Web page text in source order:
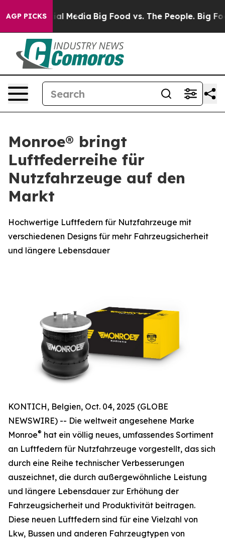
AGP PICKS
Social Media Big Food vs. The People. Big
Monroe® bringt
Luftfederreihe für
Nutzfahrzeuge auf den
Markt
Hochwertige Luftfedern für Nutzfahrzeuge mit
verschiedenen Designs für mehr Fahrzeugsicherheit
und längere Lebensdauer
KONTICH, Belgien, Oct. 04, 2025 (GLOBE
NEWSWIRE) -- Die weltweit angesehene Marke
Monroe® hat ein völlig neues, umfassendes Sortiment
an Luftfedern für Nutzfahrzeuge vorgestellt, das sich
durch eine Reihe technischer Verbesserungen
auszeichnet, die durch außergewöhnliche Leistung
und längere Lebensdauer zur Erhöhung der
Fahrzeugsicherheit und Produktivität beitragen.
Diese neuen Luftfedern sind für eine Vielzahl von
Lkw, Bussen und anderen Fahrzeugtypen von